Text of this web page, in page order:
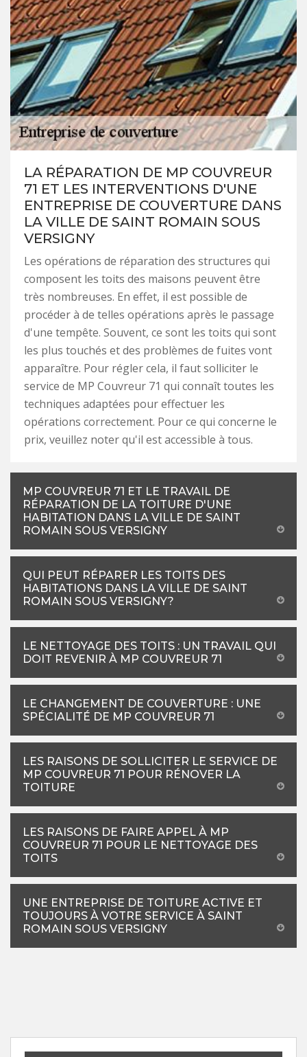
LA RÉPARATION DE MP COUVREUR
71 ET LES INTERVENTIONS D'UNE
ENTREPRISE DE COUVERTURE DANS
LA VILLE DE SAINT ROMAIN SOUS
VERSIGNY
Les opérations de réparation des structures qui
composent les toits des maisons peuvent être
très nombreuses. En effet, il est possible de
procéder à de telles opérations après le passage
d'une tempête. Souvent, ce sont les toits qui sont
les plus touchés et des problèmes de fuites vont
apparaître. Pour régler cela, il faut solliciter le
service de MP Couvreur 71 qui connaît toutes les
techniques adaptées pour effectuer les
opérations correctement. Pour ce qui concerne le
prix, veuillez noter qu'il est accessible à tous.
MP COUVREUR 71 ET LE TRAVAIL DE
RÉPARATION DE LA TOITURE D'UNE
HABITATION DANS LA VILLE DE SAINT
ROMAIN SOUS VERSIGNY
QUI PEUT RÉPARER LES TOITS DES
HABITATIONS DANS LA VILLE DE SAINT
ROMAIN SOUS VERSIGNY?
LE NETTOYAGE DES TOITS : UN TRAVAIL QUI
DOIT REVENIR À MP COUVREUR 71
LE CHANGEMENT DE COUVERTURE : UNE
SPÉCIALITÉ DE MP COUVREUR 71
LES RAISONS DE SOLLICITER LE SERVICE DE
MP COUVREUR 71 POUR RÉNOVER LA
TOITURE
LES RAISONS DE FAIRE APPEL À MP
COUVREUR 71 POUR LE NETTOYAGE DES
TOITS
UNE ENTREPRISE DE TOITURE ACTIVE ET
TOUJOURS À VOTRE SERVICE À SAINT
ROMAIN SOUS VERSIGNY